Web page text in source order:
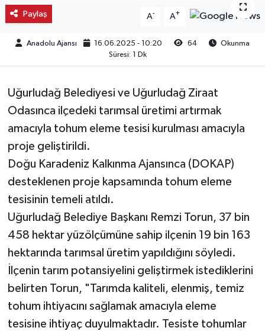
Paylaş A- A+
Anadolu Ajansı 16.06.2025 - 10:20 64
Okunma
Süresi: 1 Dk
Uğurludağ Belediyesi ve Uğurludağ Ziraat
Odasınca ilçedeki tarımsal üretimi artırmak
amacıyla tohum eleme tesisi kurulması amacıyla
proje geliştirildi.
Doğu Karadeniz Kalkınma Ajansınca (DOKAP)
desteklenen proje kapsamında tohum eleme
tesisinin temeli atıldı.
Uğurludağ Belediye Başkanı Remzi Torun, 37 bin
458 hektar yüzölçümüne sahip ilçenin 19 bin 163
hektarında tarımsal üretim yapıldığını söyledi.
İlçenin tarım potansiyelini geliştirmek istediklerini
belirten Torun, "Tarımda kaliteli, elenmiş, temiz
tohum ihtiyacını sağlamak amacıyla eleme
tesisine ihtiyaç duyulmaktadır. Tesiste tohumlar
Dodurga
İskilip
Laçin
Mecitözü
Oğuzlar
Ortaköy
Sungurlu
Uğurludağ
Sağlık
Son Dakika Haberleri
Haber Arşivi